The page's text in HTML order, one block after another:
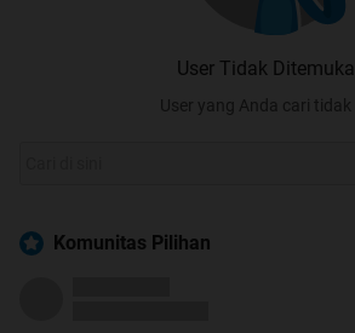
User Tidak
User yang Anda cari tidak
Komunitas Pilihan